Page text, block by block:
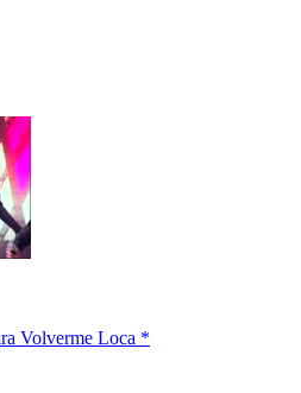
Volverme Loca *